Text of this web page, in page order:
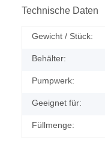
Technische Daten
Gewicht / Stück:
Behälter:
Pumpwerk:
Geeignet für:
Füllmenge: